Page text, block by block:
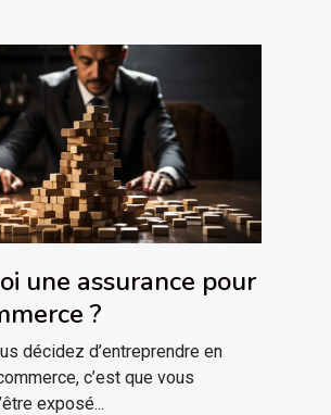
une assurance pour
?
décidez d’entreprendre en
c’est que vous
exposé...